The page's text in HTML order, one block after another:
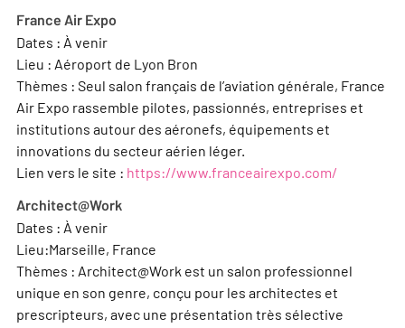
France Air Expo
Dates : À venir
Lieu : Aéroport de Lyon Bron
Thèmes : Seul salon français de l’aviation générale, France
Air Expo rassemble pilotes, passionnés, entreprises et
institutions autour des aéronefs, équipements et
innovations du secteur aérien léger.
Lien vers le site : https://www.franceairexpo.com/
Architect@Work
Dates : À venir
Lieu:Marseille, France
Thèmes : Architect@Work est un salon professionnel
unique en son genre, conçu pour les architectes et
prescripteurs, avec une présentation très sélective